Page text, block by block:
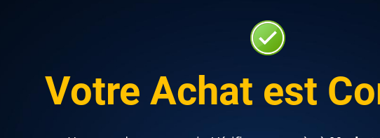
Votre Achat est